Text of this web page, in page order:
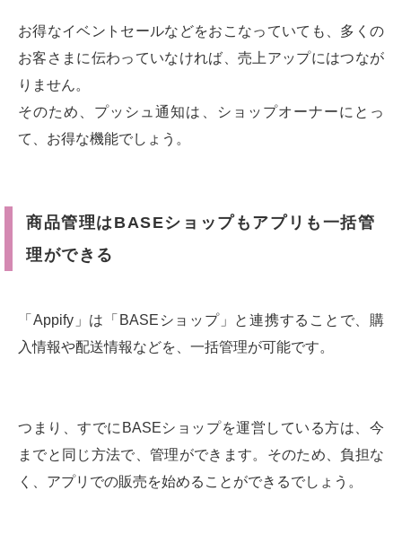
お得なイベントセールなどをおこなっていても、多くの
お客さまに伝わっていなければ、売上アップにはつなが
りません。
そのため、プッシュ通知は、ショップオーナーにとっ
て、お得な機能でしょう。
商品管理はBASEショップもアプリも一括管
理ができる
「Appify」は「BASEショップ」と連携することで、購
入情報や配送情報などを、一括管理が可能です。
つまり、すでにBASEショップを運営している方は、今
までと同じ方法で、管理ができます。そのため、負担な
く、アプリでの販売を始めることができるでしょう。